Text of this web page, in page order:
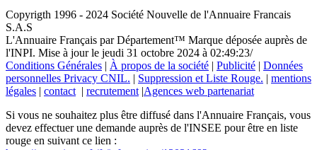
Copyrigth 1996 - 2024 Société Nouvelle de l'Annuaire Francais
S.A.S
L'Annuaire Français par Département™ Marque déposée auprès de
l'INPI. Mise à jour le jeudi 31 octobre 2024 à 02:49:23/
Conditions Générales | À propos de la société | Publicité | Données
personnelles Privacy CNIL. | Suppression et Liste Rouge. | mentions
légales | contact | recrutement |Agences web partenariat
Si vous ne souhaitez plus être diffusé dans l'Annuaire Français, vous
devez effectuer une demande auprès de l'INSEE pour être en liste
rouge en suivant ce lien :